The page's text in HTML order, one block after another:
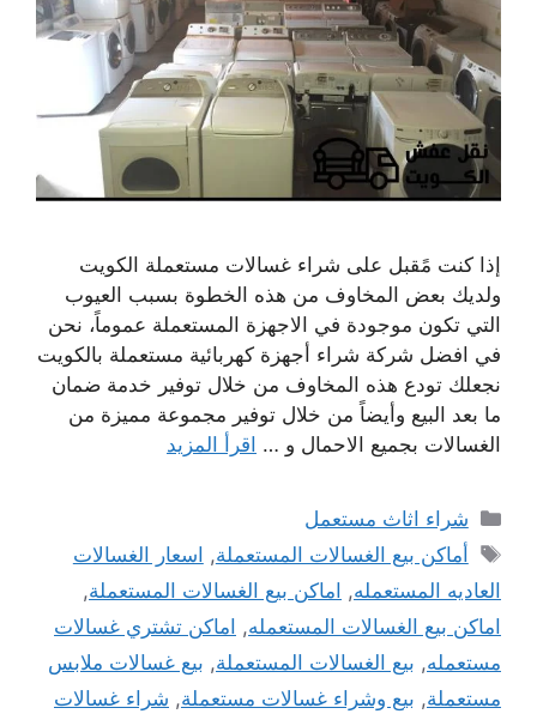
إذا كنت مًقبل على شراء غسالات مستعملة الكويت
ولديك بعض المخاوف من هذه الخطوة بسبب العيوب
التي تكون موجودة في الاجهزة المستعملة عموماً، نحن
في افضل شركة شراء أجهزة كهربائية مستعملة بالكويت
نجعلك تودع هذه المخاوف من خلال توفير خدمة ضمان
ما بعد البيع وأيضاً من خلال توفير مجموعة مميزة من
الغسالات بجميع الاحمال و … اقرأ المزيد
التصنيفات
شراء اثاث مستعمل
الوسوم
أماكن بيع الغسالات المستعملة, اسعار الغسالات
العاديه المستعمله, اماكن بيع الغسالات المستعملة,
اماكن بيع الغسالات المستعمله, اماكن تشتري غسالات
مستعمله, بيع الغسالات المستعملة, بيع غسالات ملابس
مستعملة, بيع وشراء غسالات مستعملة, شراء غسالات